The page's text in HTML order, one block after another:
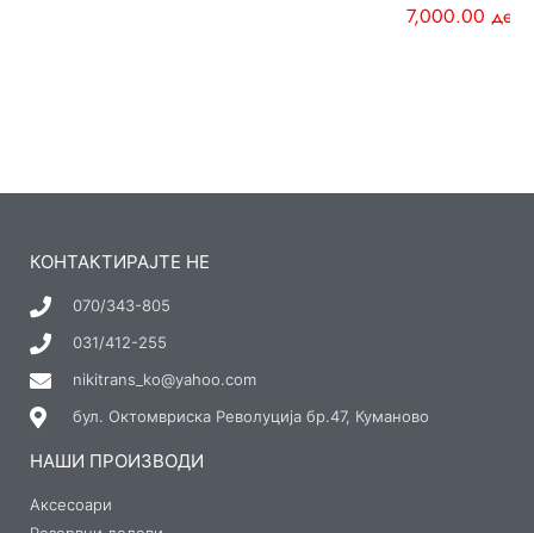
7,000.00 ден
КОНТАКТИРАЈТЕ НЕ
070/343-805
031/412-255
nikitrans_ko@yahoo.com
бул. Октомвриска Револуција бр.47, Куманово
НАШИ ПРОИЗВОДИ
Аксесоари